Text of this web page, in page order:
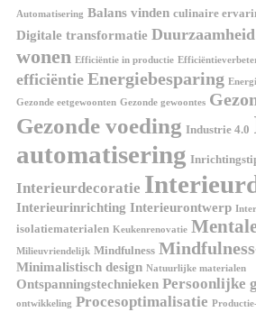
Automatisering Balans vinden culinaire
Digitale transformatie Duurzaamheid
wonen Efficiëntie in productie
efficiëntie Energiebesparing
Gezonde eetgewoonten Gezonde gewoontes
Gezonde voeding Industrie 4.0
automatisering
Interieurdecoratie
Interieurinrichting Interieurontwerp
isolatiematerialen Keukenrenovatie
Milieuvriendelijk Mindfulness
Minimalistisch design Natuurlijke materialen
Ontspanningstechnieken Persoonlijke
ontwikkeling Procesoptimalisatie